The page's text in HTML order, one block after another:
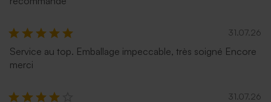
31.07.26
Service au top. Emballage impeccable, très soigné Encore
merci
31.07.26